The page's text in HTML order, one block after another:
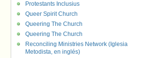
Protestants Inclusius
Queer Spirit Church
Queering The Church
Queering The Church
Reconciling Ministries Network (Iglesia
Metodista, en inglés)